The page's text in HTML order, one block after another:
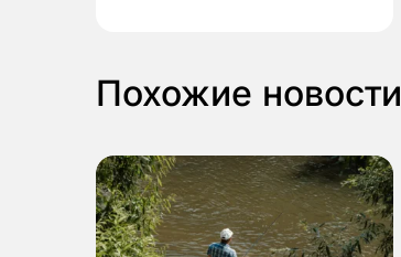
Похожие новости